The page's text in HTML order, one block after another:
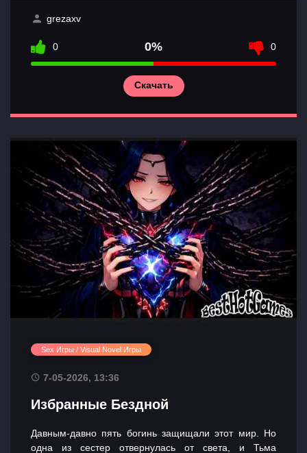
grezaxv
0 0% 0
Скачать
Sex Игры / Visual Novel Игры
7-05-2026, 13:36
Избранные Бездной
Давным-давно пять богинь защищали этот мир. Но
одна из сестер отвернулась от света, и Тьма